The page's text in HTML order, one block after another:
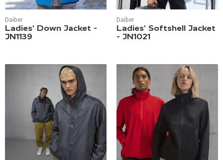
Daiber
Ladies' Down Jacket -
JN1139
Daiber
Ladies' Softshell Jacket
- JN1021